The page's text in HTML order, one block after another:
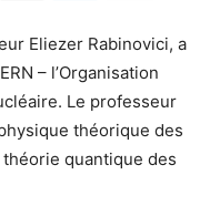
Eliezer Rabinovici, a
– l’Organisation
Le professeur
théorique des
quantique des